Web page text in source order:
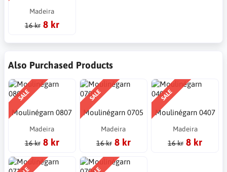
Madeira
16 kr 8 kr
Also Purchased Products
SALE
Moulinégarn 0807
Madeira
16 kr 8 kr
SALE
Moulinégarn 0705
Madeira
16 kr 8 kr
SALE
Moulinégarn 0407
Madeira
16 kr 8 kr